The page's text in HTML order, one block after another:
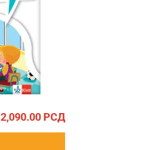
2,090.00 РСД